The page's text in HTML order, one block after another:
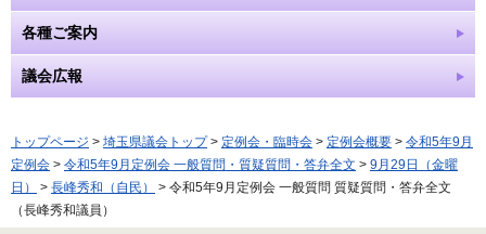
各種ご案内
議会広報
トップページ > 埼玉県議会トップ> 定例会・臨時会 > 定例会概要 > 令和5年9月
定例会 > 令和5年9月定例会 一般質問・質疑質問・答弁全文 > 9月29日（金曜
日）
> 長峰秀和（自民）
> 令和5年9月定例会 一般質問 質疑質問・答弁全文
（長峰秀和議員）